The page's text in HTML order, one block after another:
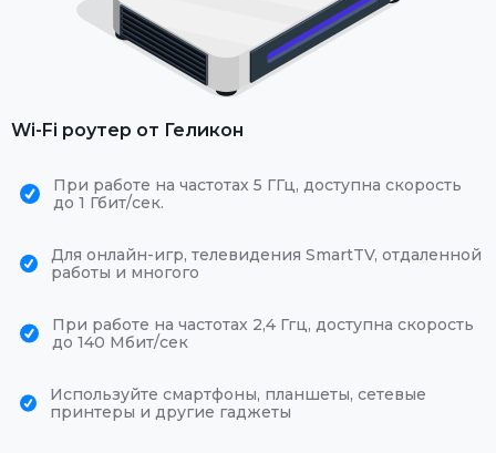
Wi-Fi роутер от Геликон
При работе на частотах 5 ГГц, доступна скорость
до 1 Гбит/сек.
Для онлайн-игр, телевидения SmartTV, отдаленной
работы и многого
При работе на частотах 2,4 Ггц, доступна скорость
до 140 Мбит/сек
Используйте смартфоны, планшеты, сетевые
принтеры и другие гаджеты